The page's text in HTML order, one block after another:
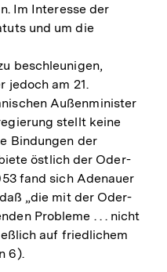
Im Interesse der
und um die
beschleunigen,
jedoch am 21.
Außenminister
stellt keine
Bindungen der
östlich der Oder-
fand sich Adenauer
„die mit der Oder-
Probleme . . . nicht
auf friedlichem
6).